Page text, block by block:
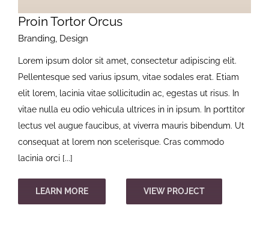
Proin Tortor Orcus
Branding, Design
Lorem ipsum dolor sit amet, consectetur adipiscing elit.
Pellentesque sed varius ipsum, vitae sodales erat. Etiam
elit lorem, lacinia vitae sollicitudin ac, egestas ut risus. In
vitae nulla eu odio vehicula ultrices in in ipsum. In porttitor
lectus vel augue faucibus, at viverra mauris bibendum. Ut
consequat at lorem non scelerisque. Cras commodo
lacinia orci [...]
LEARN MORE VIEW PROJECT